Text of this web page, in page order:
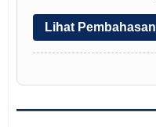
Lihat Pembahasan